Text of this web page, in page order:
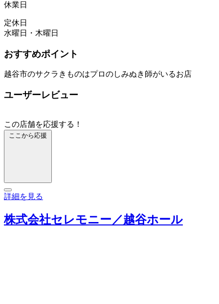
休業日
定休日
水曜日・木曜日
おすすめポイント
越谷市のサクラきものはプロのしみぬき師がいるお店
ユーザーレビュー
この店舗を応援する！
ここから応援
詳細を見る
株式会社セレモニー／越谷ホール